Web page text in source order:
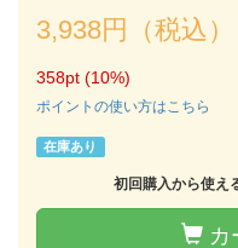
3,938円（税込）
358pt (10%)
ポイントの使い方はこちら
在庫あり
初回購入から使え
カ